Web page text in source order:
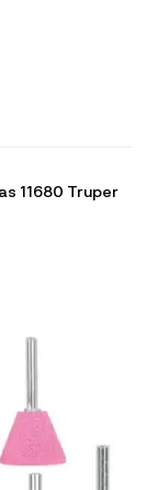
11680 Truper